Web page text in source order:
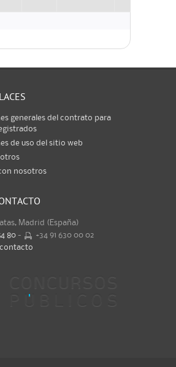
generales del contrato para
de uso del sitio web
nosotros
Madrid (España)
80 -
+34 91 630 00 02
contacto